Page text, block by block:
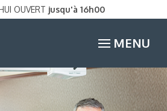
OUVERT jusqu'à 16h00
MENU